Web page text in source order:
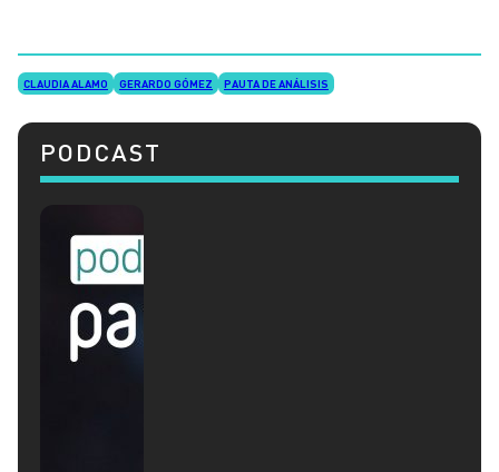
CLAUDIA ALAMO GERARDO GÓMEZ PAUTA DE ANÁLISIS
PODCAST